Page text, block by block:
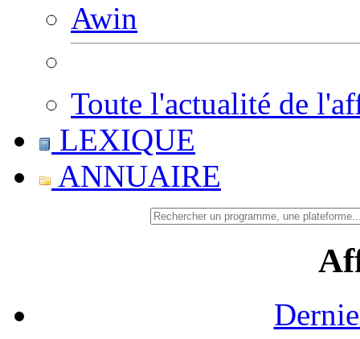
Awin
Toute l'actualité de
LEXIQUE
ANNUAIRE